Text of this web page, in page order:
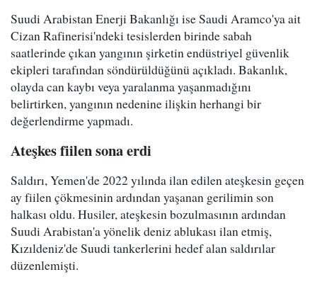
Suudi Arabistan Enerji Bakanlığı ise Saudi Aramco'ya ait
Cizan Rafinerisi'ndeki tesislerden birinde sabah
saatlerinde çıkan yangının şirketin endüstriyel güvenlik
ekipleri tarafından söndürüldüğünü açıkladı. Bakanlık,
olayda can kaybı veya yaralanma yaşanmadığını
belirtirken, yangının nedenine ilişkin herhangi bir
değerlendirme yapmadı.
Ateşkes fiilen sona erdi
Saldırı, Yemen'de 2022 yılında ilan edilen ateşkesin geçen
ay fiilen çökmesinin ardından yaşanan gerilimin son
halkası oldu. Husiler, ateşkesin bozulmasının ardından
Suudi Arabistan'a yönelik deniz ablukası ilan etmiş,
Kızıldeniz'de Suudi tankerlerini hedef alan saldırılar
düzenlemişti.